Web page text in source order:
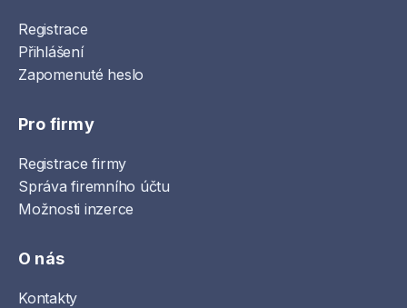
Registrace
Přihlášení
Zapomenuté heslo
Pro firmy
Registrace firmy
Správa firemního účtu
Možnosti inzerce
O nás
Kontakty